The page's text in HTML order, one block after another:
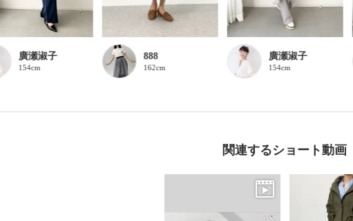
廣瀬淑子
154cm
888
162cm
廣瀬淑子
154cm
関連するショート動画